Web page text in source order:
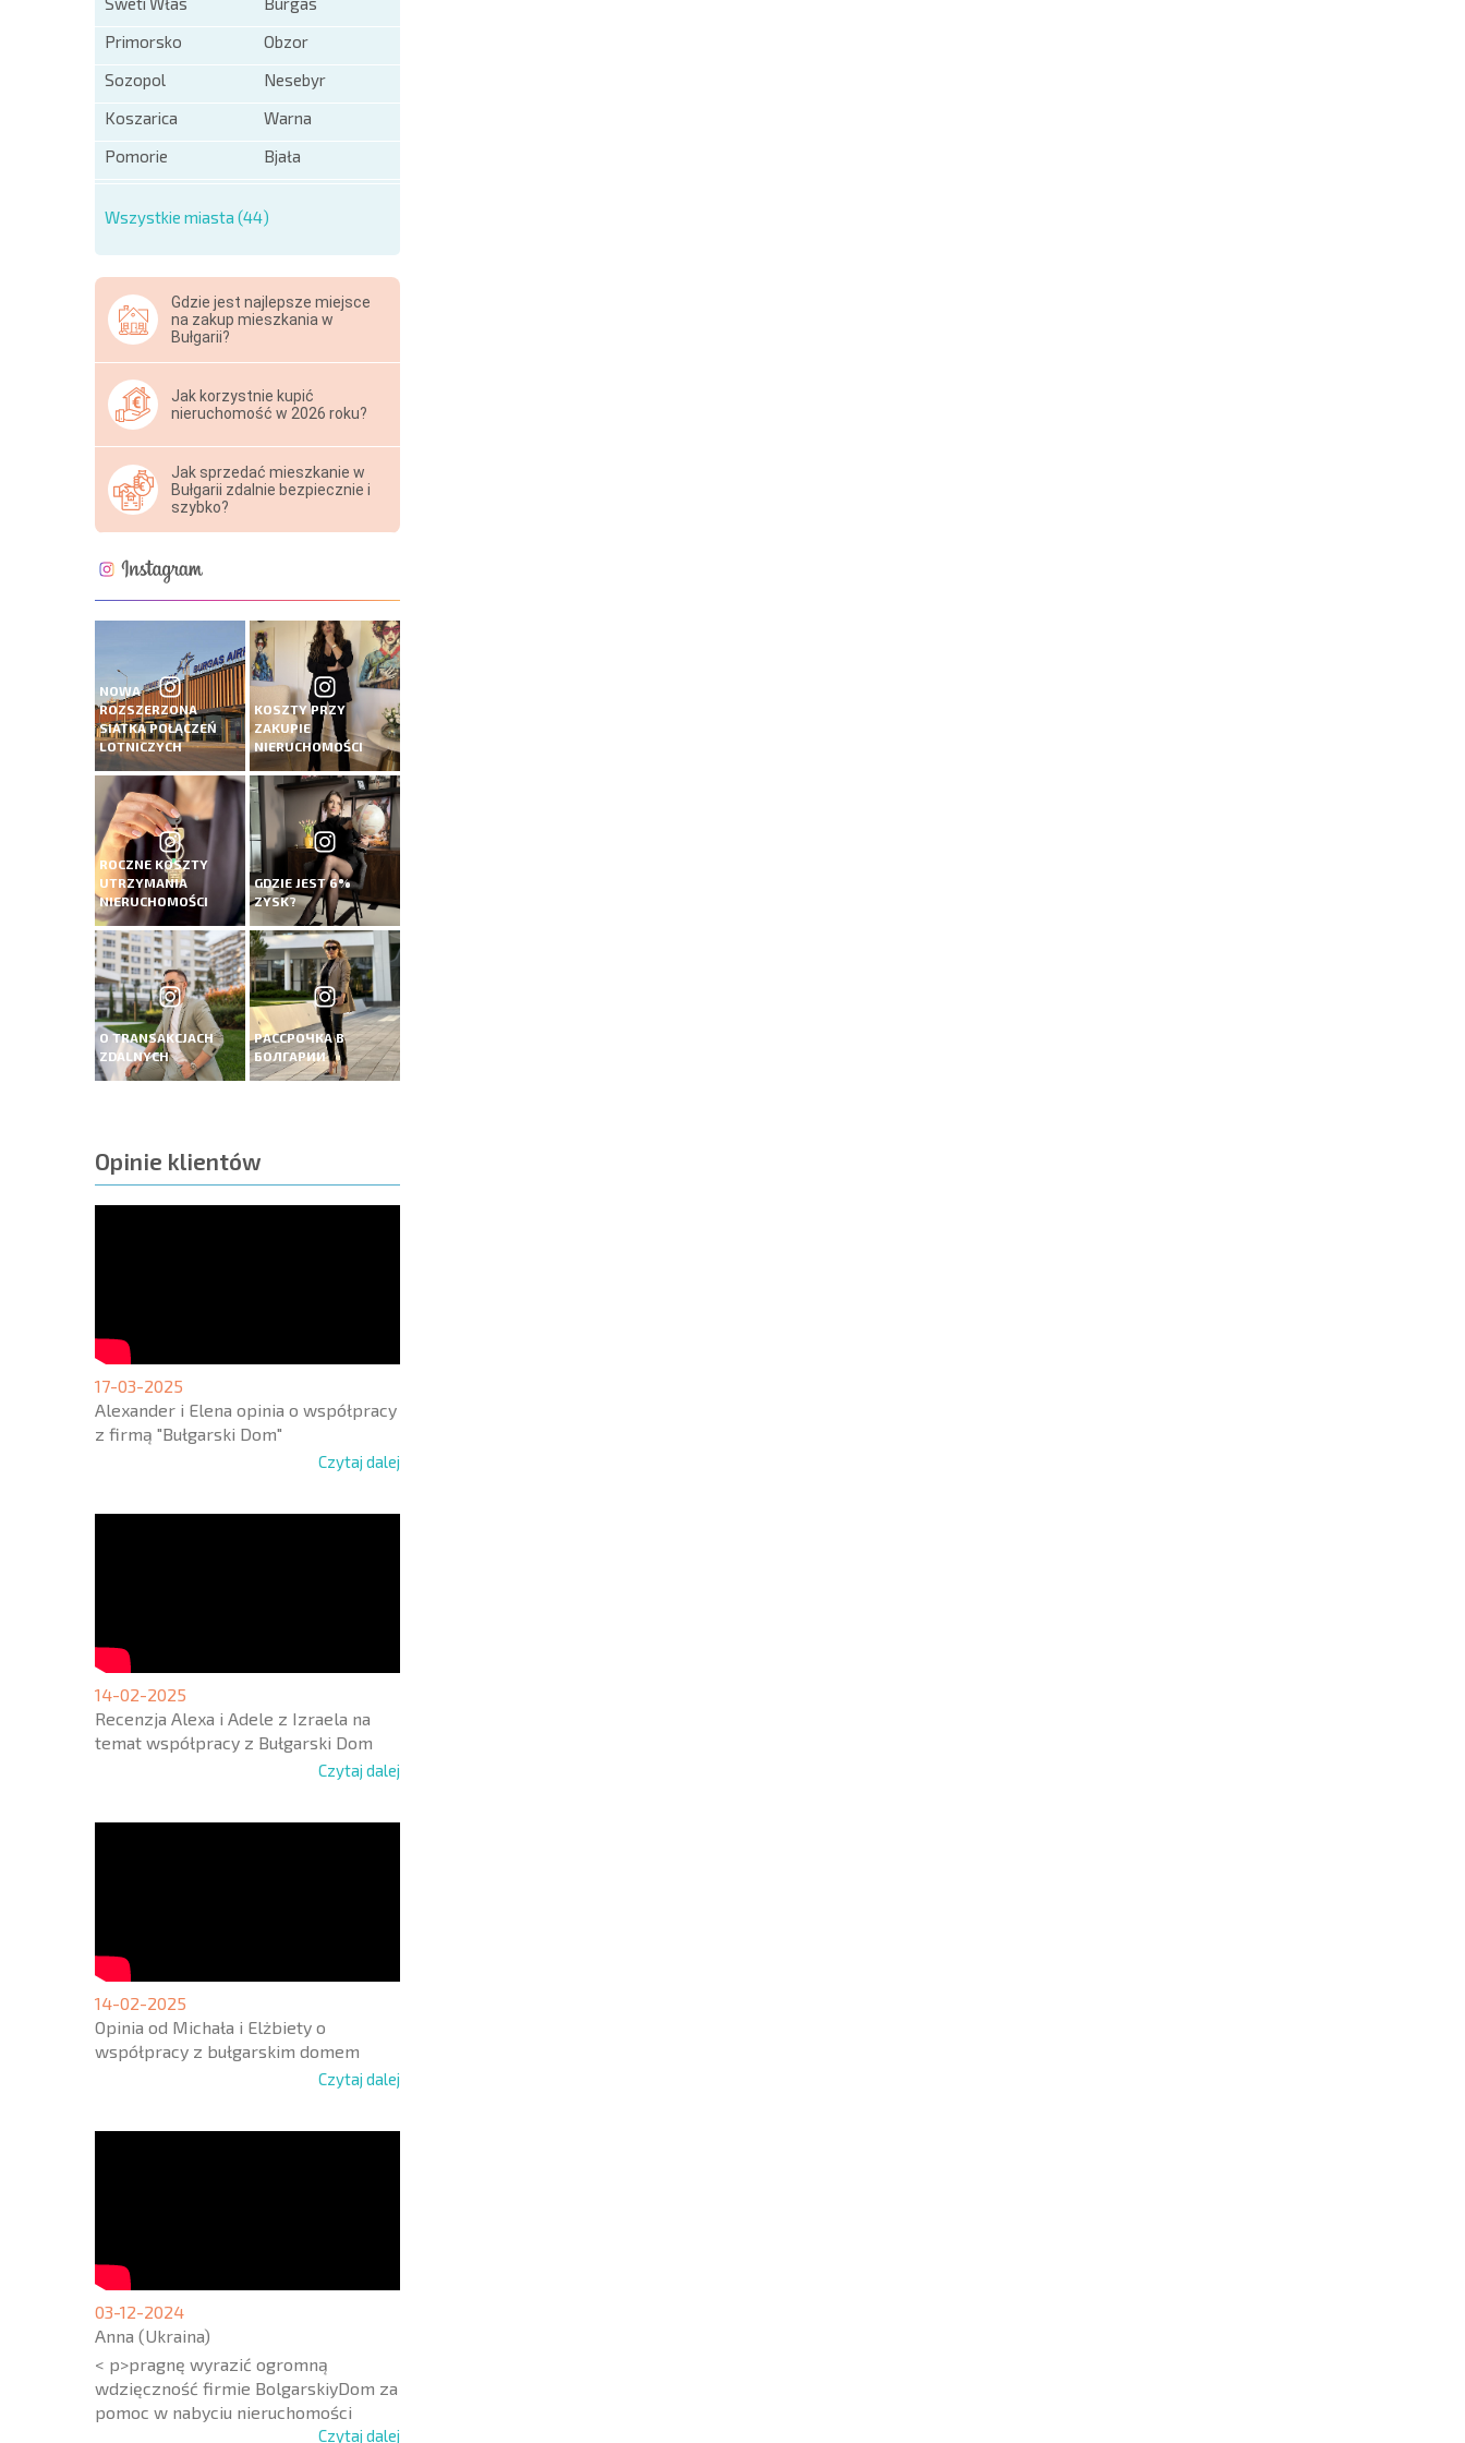
Primorsko
Obzor
Sozopol
Nesebyr
Koszarica
Warna
Pomorie
Bjała
Wszystkie miasta (44)
Gdzie jest najlepsze miejsce
na zakup mieszkania w
Bułgarii?
Jak korzystnie kupić
nieruchomość w 2026 roku?
Jak sprzedać mieszkanie w
Bułgarii zdalnie bezpiecznie i
szybko?
NOWA
ROZSZERZONA
SIATKA POŁĄCZEŃ
LOTNICZYCH
KOSZTY PRZY
ZAKUPIE
NIERUCHOMOŚCI
ROCZNE KOSZTY
UTRZYMANIA
NIERUCHOMOŚCI
GDZIE JEST 6%
ZYSK?
O TRANSAKCJACH
ZDALNYCH
РАССРОЧКА В
БОЛГАРИИ
Opinie klientów
17-03-2025
Alexander i Elena opinia o współpracy
z firmą "Bułgarski Dom"
Czytaj dalej
14-02-2025
Recenzja Alexa i Adele z Izraela na
temat współpracy z Bułgarski Dom
Czytaj dalej
14-02-2025
Opinia od Michała i Elżbiety o
współpracy z bułgarskim domem
Czytaj dalej
03-12-2024
Anna (Ukraina)
< p>pragnę wyrazić ogromną
wdzięczność firmie BolgarskiyDom za
pomoc w nabyciu nieruchomości
Czytaj dalej